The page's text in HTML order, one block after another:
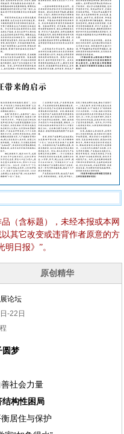
（含标题），未经本报或本网
其它改变或违背作者原意的方
日报》”。